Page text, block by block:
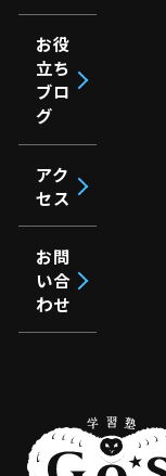
お役
立ち
ブロ
グ
アク
セス
お問
い合
わせ